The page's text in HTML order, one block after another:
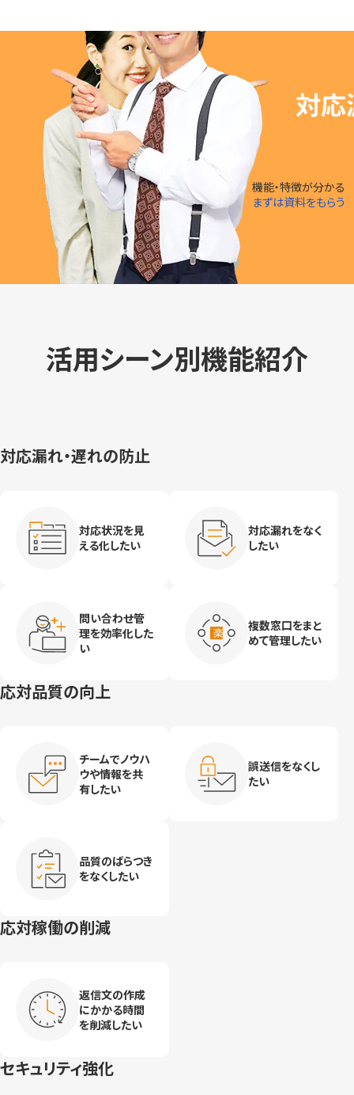
対応
機能・特徴が分かる
まずは資料をもらう
活用シーン別機能紹介
対応漏れ・遅れの防止
対応状況を見
える化したい
対応漏れをなく
したい
問い合わせ管
理を効率化した
い
複数窓口をまと
めて管理したい
応対品質の向上
チームでノウハ
ウや情報を共
有したい
誤送信をなくし
たい
品質のばらつき
をなくしたい
応対稼働の削減
返信文の作成
にかかる時間
を削減したい
セキュリティ強化